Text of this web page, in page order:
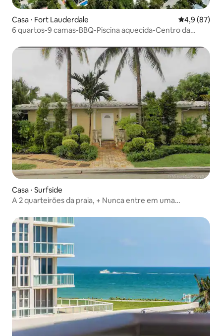
Casa ⋅ Fort Lauderdale 4,9 de uma
4,9 (87)
6 quartos-9 camas-BBQ-Piscina aquecida-Centro da
Casa ⋅ Surfside
A 2 quarteirões da praia, + Nunca entre em uma